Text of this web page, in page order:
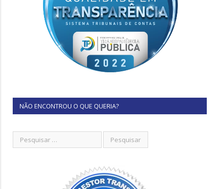
NÃO ENCONTROU O QUE QUERIA?